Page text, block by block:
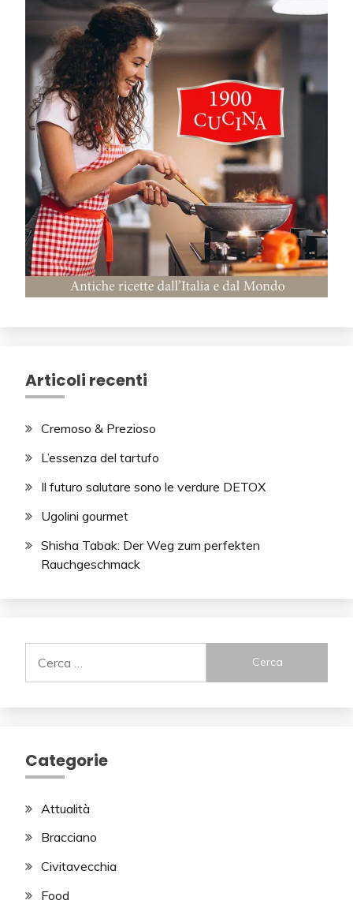
Articoli recenti
Cremoso & Prezioso
L’essenza del tartufo
Il futuro salutare sono le verdure DETOX
Ugolini gourmet
Shisha Tabak: Der Weg zum perfekten
Rauchgeschmack
per:
Categorie
Attualità
Bracciano
Civitavecchia
Food